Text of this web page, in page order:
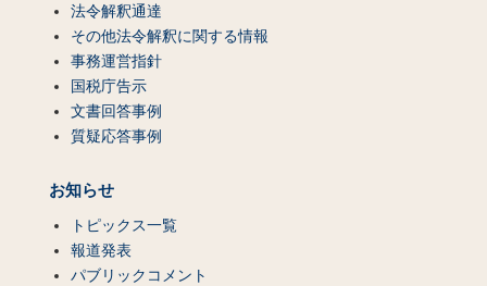
法令解釈通達
その他法令解釈に関する情報
事務運営指針
国税庁告示
文書回答事例
質疑応答事例
お知らせ
トピックス一覧
報道発表
パブリックコメント